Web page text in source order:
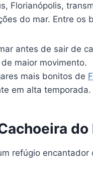
Florianópolis,
do mar. Entre os
antes de sair de
maior movimento.
mais bonitos de
em alta temporada.
refúgio